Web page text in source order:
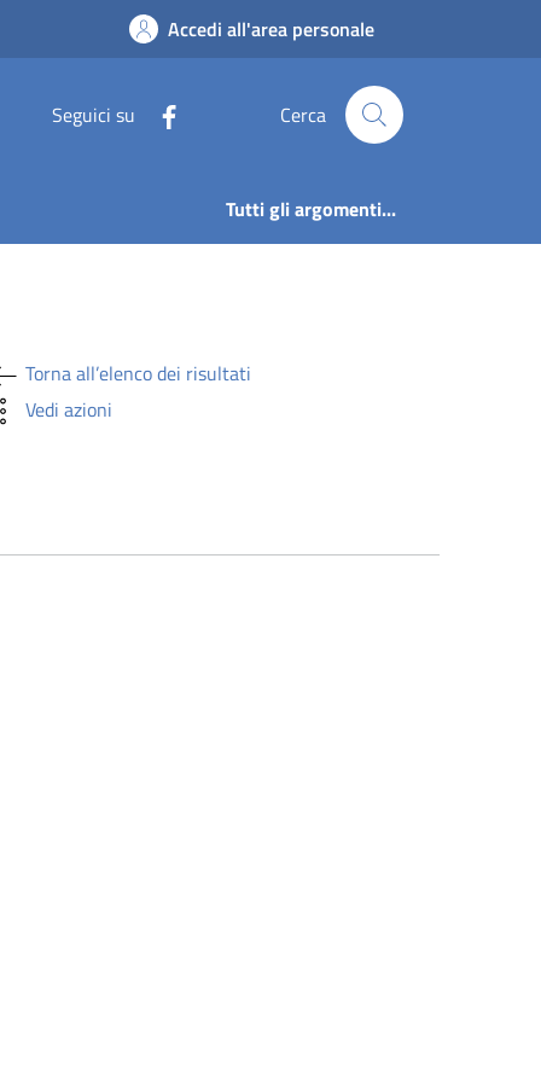
Via
Accedi all'area personale
Seguici su Cerca
Tutti gli argomenti...
Torna all’elenco dei risultati
Vedi azioni